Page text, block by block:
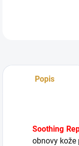
Popis
Soothing
obnovy kože